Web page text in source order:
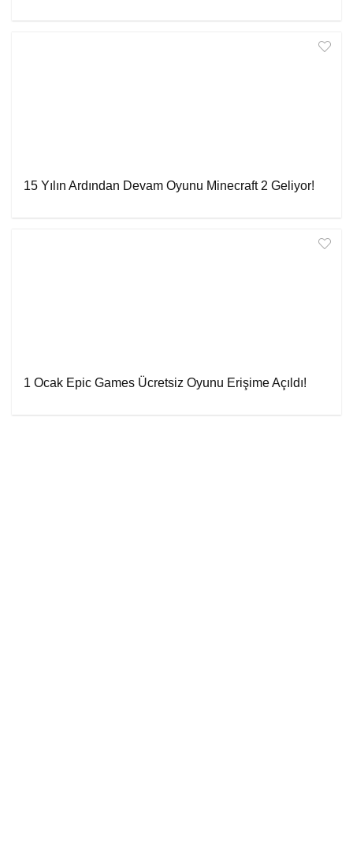
15 Yılın Ardından Devam Oyunu Minecraft 2 Geliyor!
1 Ocak Epic Games Ücretsiz Oyunu Erişime Açıldı!